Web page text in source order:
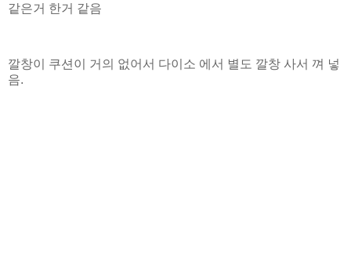
같은거 한거 같음
깔창이 쿠션이 거의 없어서 다이소 에서 별도 깔창 사서 껴 넣
음.